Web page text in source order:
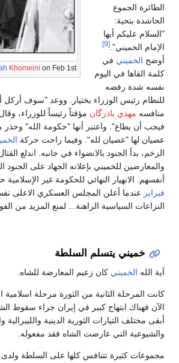
Khomeini on Feb 1st.
الطائرة الجموع
الحاشدة بتحية:
"السلام عليكم أيها
الإمام الخميني". [9]
أوضح الخميني في
كلمة القاها في اليوم
نفسه شدة رفضه
للنظام رئيس الوزراء بختيار. ووعد "سوف أركل
منافسه مهدي باذرگان مؤقتاً رئيساً للوزراء،
فيجب أن يطاع". واعتبر أنها "حكومة الله" وحذر
عصيان لها "عصيان لله". وفيما راحت حركة
الزخم، بدأ الجنود بالانضواء في جانبه. اندلع
والمعارضين للخميني بإعلانه الجهاد على الجنود
أنفسهم. الانهيار النهائي للحكومة غير
فبراير عندما أعلن المجلس العسكري الاعلى
النزاعات السياسية الراهنة... لمنع المزيد من
خميني يتسلم السلطة
آية الله الخميني كان زعيم المعارضة للشاه.
كانت المرحلة الثانية من الثورة مرحلة اسلامية
الآن فهناك ابتهاج كبير في إيران جراء سقوط
أبقى مختلف التيارات الثورية الدينية والليبرالية
والشيوعية التي عارضت الشاه فقد مفعوله.
مجموعات كثيرة تتنافس كلها على السلطة